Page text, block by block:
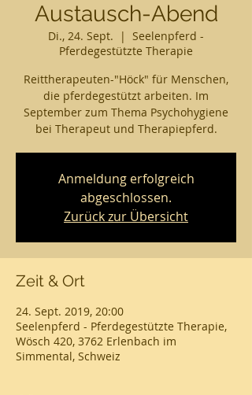
Austausch-Abend
Di., 24. Sept.
  |
Seelenpferd -
Pferdegestützte Therapie
Reittherapeuten-"Höck" für Menschen,
die pferdegestützt arbeiten. Im
September zum Thema Psychohygiene
bei Therapeut und Therapiepferd.
Anmeldung erfolgreich
abgeschlossen.
Zurück zur Übersicht
Zeit & Ort
24. Sept. 2019, 20:00
Seelenpferd - Pferdegestützte Therapie,
Wösch 420, 3762 Erlenbach im
Simmental, Schweiz